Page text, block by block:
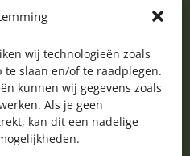
wij technologieën zoals
slaan en/of te raadplegen.
kunnen wij gegevens zoals
Als je geen
kan dit een nadelige